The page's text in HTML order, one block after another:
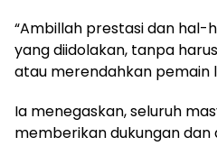
“Ambillah prestasi dan hal-
yang diidolakan, tanpa
atau merendahkan pemain
Ia menegaskan, seluruh
memberikan dukungan